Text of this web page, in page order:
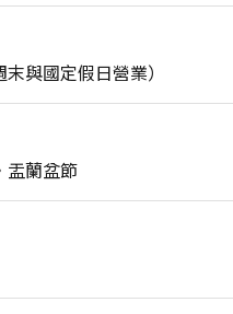
與國定假日營業）
盂蘭盆節